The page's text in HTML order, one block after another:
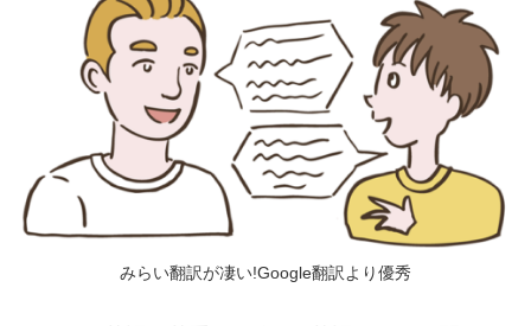
みらい翻訳が凄い!Google翻訳より優秀